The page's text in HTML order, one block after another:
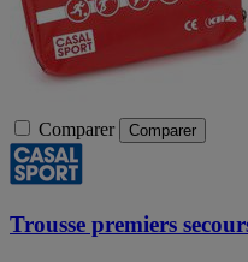
Comparer Comparer
Trousse premiers